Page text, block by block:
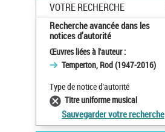
VOTRE RECHERCHE
Recherche avancée dans les
notices d’autorité
Œuvres liées à l'auteur :
Temperton, Rod (1947-2016)
Type de notice d'autorité
Titre uniforme musical
Sauvegarder votre recherche